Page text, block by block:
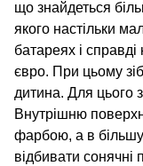
що знайдеться
якого настільки
батареях і справді
євро. При цьому
дитина. Для цього
Внутрішню
фарбою, а в більшу
відбивати сонячні